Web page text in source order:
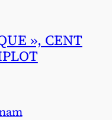
», CENT